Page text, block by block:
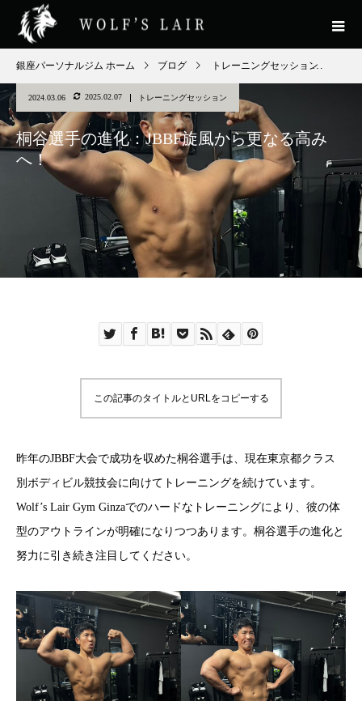
銀座パーソナルジム ホーム ブログ トレーニングセッション
2024.03.06 2025.02.07 トレーニングセッション
桐谷選手の進化：JBBF旋風から更なる高み
へ！
この記事のタイトルとURLをコピーする
昨年のJBBF大会で成功を収めた桐谷選手は、現在東京都クラス
別ボディビル競技会に向けてトレーニングを続けています。
Wolf’s Lair Gym Ginzaでのハードなトレーニングにより、彼の体
型のアウトラインが明確になりつつあります。桐谷選手の進化と
努力に引き続き注目してください。